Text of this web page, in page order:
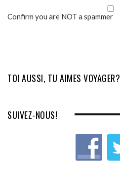
Confirm you are NOT a spammer
TOI AUSSI, TU AIMES VOYAGER?
SUIVEZ-NOUS!